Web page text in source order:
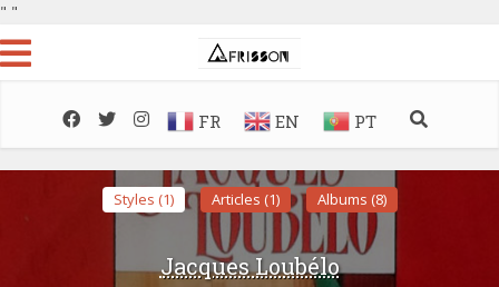
" "
FR EN PT
Styles (1) Articles (1) Albums (8)
Jacques Loubélo